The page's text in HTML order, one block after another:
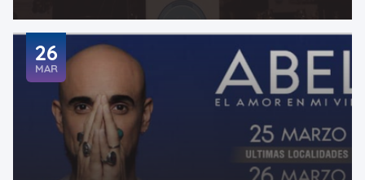
26
MAR